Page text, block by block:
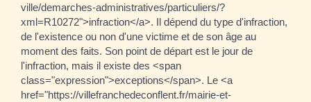
ville/demarches-administratives/particuliers/?
xml=R10272">infraction</a>. Il dépend du type d'infraction,
de l'existence ou non d'une victime et de son âge au
moment des faits. Son point de départ est le jour de
l'infraction, mais il existe des <span
class="expression">exceptions</span>. Le <a
href="https://villefranchedeconflent.fr/mairie-et-